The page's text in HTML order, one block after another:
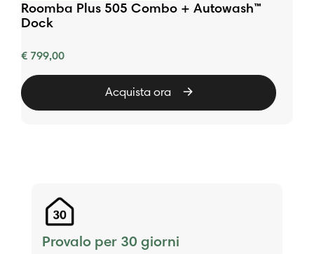
Roomba Plus 505 Combo + Autowash™
Dock
€ 799,00
Acquista ora
Provalo per 30 giorni